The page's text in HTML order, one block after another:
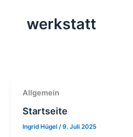
werkstatt
Allgemein
Startseite
Ingrid Hügel/9. Juli 2025